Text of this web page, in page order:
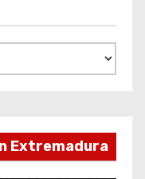
Extremadura